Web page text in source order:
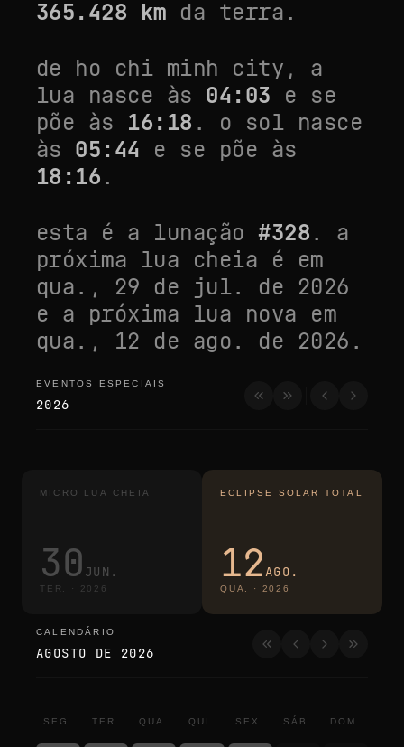
365.428 km da terra.
de ho chi minh city , a
lua nasce às 04:03 e se
põe às 16:18 . o sol nasce
às 05:44 e se põe às
18:16.
esta é a lunação#328. a
próxima lua cheia é em
qua., 29 de jul. de 2026
e a próxima lua nova em
qua., 12 de ago. de 2026 .
eventos especiais
EVENTOS ESPECIAIS
2026
MICRO LUA CHEIA
30 JUN.
TER. · 2026
ECLIPSE SOLAR TOTAL
12AGO.
QUA. · 2026
calendário
CALENDÁRIO
AGOSTO DE 2026
SEG. TER. QUA. QUI. SEX. SÁB. DOM.